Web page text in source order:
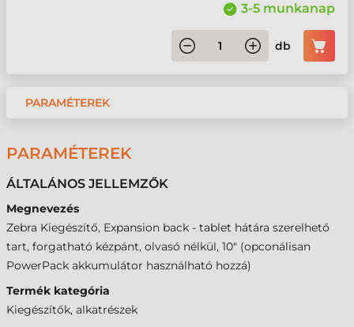
3-5 munkanap
db
PARAMÉTEREK
PARAMÉTEREK
ÁLTALÁNOS JELLEMZŐK
Megnevezés
Zebra Kiegészítő, Expansion back - tablet hátára szerelhető
tart, forgatható kézpánt, olvasó nélkül, 10" (opconálisan
PowerPack akkumulátor használható hozzá)
Termék kategória
Kiegészítők, alkatrészek